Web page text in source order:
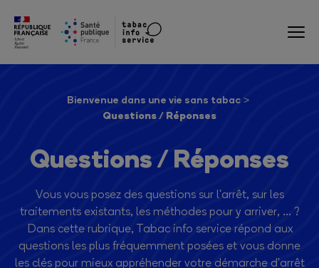
Bienvenue dans une vie sans tabac
Questions / Réponses
Questions / Réponses
Vous vous posez des questions sur l'arrêt, sur les
traitements existants, les méthodes pour y arriver, ... ?
Dans cette rubrique, Tabac info service répond aux
questions les plus fréquemment posées et vous donne
les clés pour mieux appréhender votre démarche d'arrêt